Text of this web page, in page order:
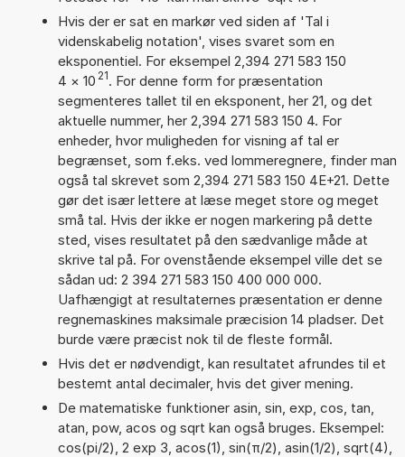
Hvis der er sat en markør ved siden af 'Tal i
videnskabelig notation', vises svaret som en
eksponentiel. For eksempel 2,394 271 583 150
4 × 10 21. For denne form for præsentation
segmenteres tallet til en eksponent, her 21, og det
aktuelle nummer, her 2,394 271 583 150 4. For
enheder, hvor muligheden for visning af tal er
begrænset, som f.eks. ved lommeregnere, finder man
også tal skrevet som 2,394 271 583 150 4E+21. Dette
gør det især lettere at læse meget store og meget
små tal. Hvis der ikke er nogen markering på dette
sted, vises resultatet på den sædvanlige måde at
skrive tal på. For ovenstående eksempel ville det se
sådan ud: 2 394 271 583 150 400 000 000.
Uafhængigt at resultaternes præsentation er denne
regnemaskines maksimale præcision 14 pladser. Det
burde være præcist nok til de fleste formål.
Hvis det er nødvendigt, kan resultatet afrundes til et
bestemt antal decimaler, hvis det giver mening.
De matematiske funktioner asin, sin, exp, cos, tan,
atan, pow, acos og sqrt kan også bruges. Eksempel:
cos(pi/2), 2 exp 3, acos(1), sin(π/2), asin(1/2), sqrt(4),